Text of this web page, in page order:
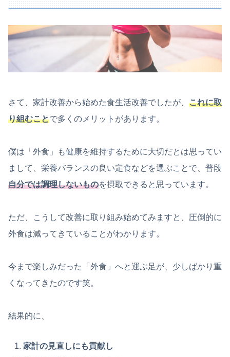
さて、家計改善から始めた食生活改善でしたが、 これに取
り組むことで多くのメリットがあります。
僕は「外食」も健康を維持するために大切だとは思ってい
まして、栄養バランスの良い定食などを選ぶことで、普段
自分では調理しないものを摂取できると思っています。
ただ、こうして改善に取り組み始めてみますと、圧倒的に
外食は減ってきていることがわかります。
今まで楽しみだった「外食」へと運ぶ足が、少しばかり重
くなってきたのです笑。
結果的に、
家計の見直しにも貢献し